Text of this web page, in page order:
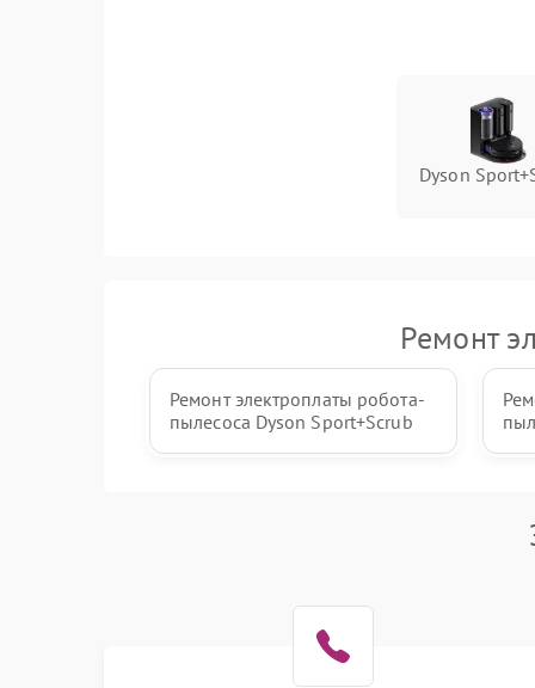
Dyson
Ремонт
Ремонт электроплаты робота-
пылесоса Dyson Sport+Scrub